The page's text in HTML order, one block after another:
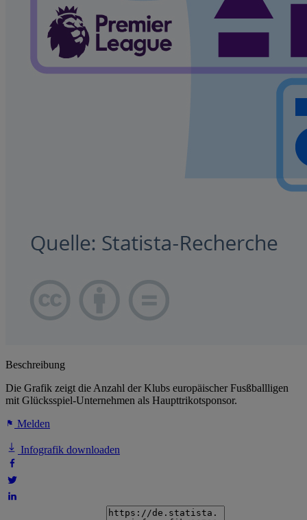
Beschreibung
Die Grafik zeigt die Anzahl der Klubs europäischer Fusßballligen
mit Glücksspiel-Unternehmen als Haupttrikotsponsor.
Melden
Infografik downloaden